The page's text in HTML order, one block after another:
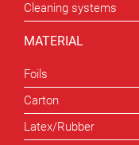
Cleaning systems
MATERIAL
Foils
Carton
Latex/Rubber